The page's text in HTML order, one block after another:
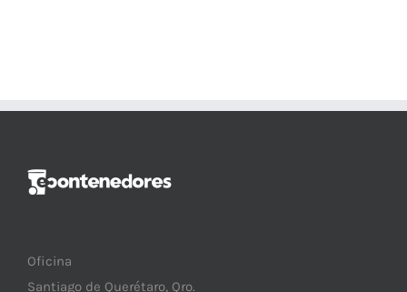
Oficina
Santiago de Querétaro, Qro.